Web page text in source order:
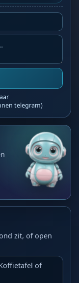
telegram)
zit, of open
of